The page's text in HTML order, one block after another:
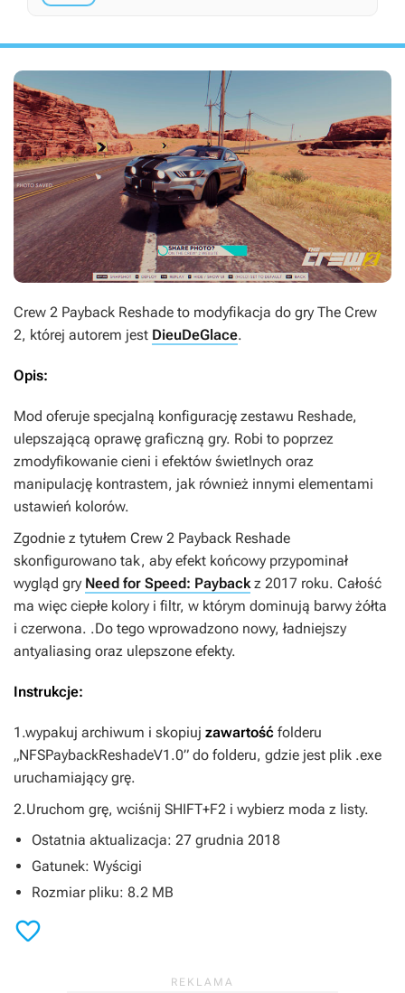
Crew 2 Payback Reshade to modyfikacja do gry The Crew
2, której autorem jest DieuDeGlace.
Opis:
Mod oferuje specjalną konfigurację zestawu Reshade,
ulepszającą oprawę graficzną gry. Robi to poprzez
zmodyfikowanie cieni i efektów świetlnych oraz
manipulację kontrastem, jak również innymi elementami
ustawień kolorów.
Zgodnie z tytułem Crew 2 Payback Reshade
skonfigurowano tak, aby efekt końcowy przypominał
wygląd gry Need for Speed: Paybackz 2017 roku. Całość
ma więc ciepłe kolory i filtr, w którym dominują barwy żółta
i czerwona. .Do tego wprowadzono nowy, ładniejszy
antyaliasing oraz ulepszone efekty.
Instrukcje:
1.wypakuj archiwum i skopiuj zawartość folderu
„NFSPaybackReshadeV1.0” do folderu, gdzie jest plik .exe
uruchamiający grę.
2.Uruchom grę, wciśnij SHIFT+F2 i wybierz moda z listy.
Ostatnia aktualizacja: 27 grudnia 2018
Gatunek: Wyścigi
Rozmiar pliku: 8.2 MB
